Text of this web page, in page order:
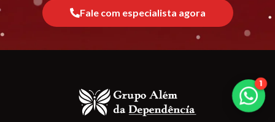
Fale com especialista agora
1